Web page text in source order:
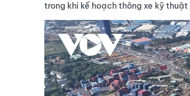
trong khi kế hoạch thông xe kỹ